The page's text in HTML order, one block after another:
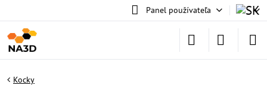
Panel používateľa
Kocky